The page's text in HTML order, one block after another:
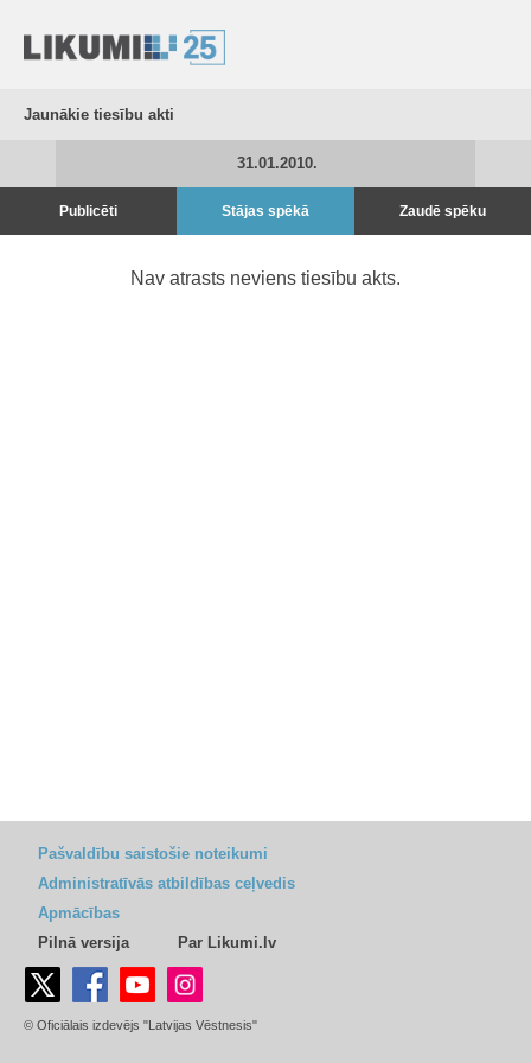
Jaunākie tiesību akti
31.01.2010.
Publicēti Stājas spēkā Zaudē spēku
Nav atrasts neviens tiesību akts.
Pašvaldību saistošie noteikumi
Administratīvās atbildības ceļvedis
Apmācības
Pilnā versija
Par Likumi.lv
© Oficiālais izdevējs "Latvijas Vēstnesis"